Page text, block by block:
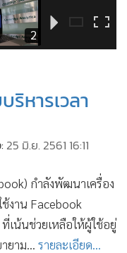
หารเวลา
25 มิ.ย. 2561 16:11
กำลังพัฒนาเครื่อง
งาน Facebook
เน้นช่วยเหลือให้ผู้ใช้อยู่
ยาม... รายละเอียด...
2